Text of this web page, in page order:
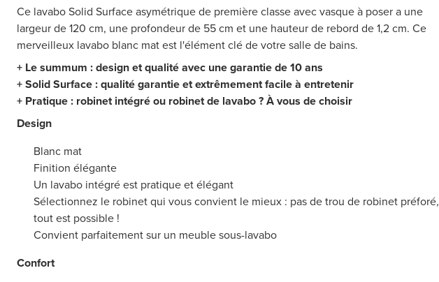
Ce lavabo Solid Surface asymétrique de première classe avec vasque à poser a une
largeur de 120 cm, une profondeur de 55 cm et une hauteur de rebord de 1,2 cm. Ce
merveilleux lavabo blanc mat est l'élément clé de votre salle de bains.
+ Le summum : design et qualité avec une garantie de 10 ans
+ Solid Surface : qualité garantie et extrêmement facile à entretenir
+ Pratique : robinet intégré ou robinet de lavabo ? À vous de choisir
Design
Blanc mat
Finition élégante
Un lavabo intégré est pratique et élégant
Sélectionnez le robinet qui vous convient le mieux : pas de trou de robinet préforé,
tout est possible !
Convient parfaitement sur un meuble sous-lavabo
Confort